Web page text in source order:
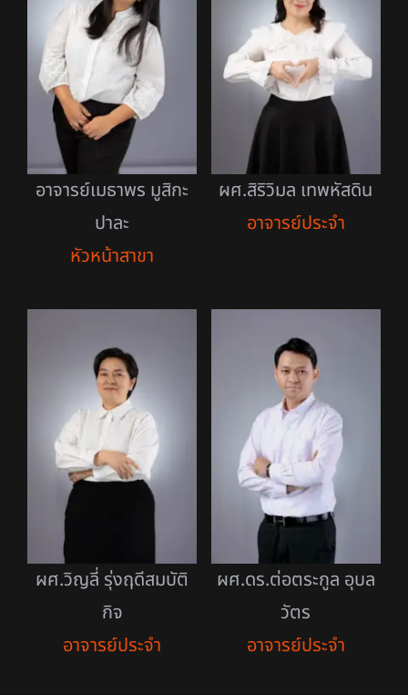
อาจารย์เมธาพร มูสิกะ
ปาละ
หัวหน้าสาขา
ผศ.สิริวิมล เทพหัสดิน
อาจารย์ประจำ
ผศ.วิญลี่ รุ่งฤดีสมบัติ
กิจ
อาจารย์ประจำ
ผศ.ดร.ต่อตระกูล อุบล
วัตร
อาจารย์ประจำ